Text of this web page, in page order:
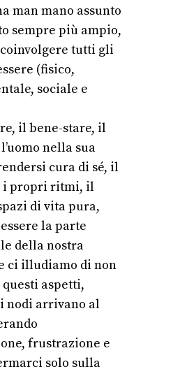
man mano assunto
sempre più ampio,
tutti gli
(fisico,
sociale e
il bene-stare, il
nella sua
cura di sé, il
i propri ritmi, il
di vita pura,
la parte
della nostra
ci illudiamo di non
aspetti,
nodi arrivano al
frustrazione e
solo sulla